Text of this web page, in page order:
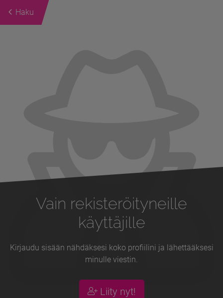
Haku
Vain rekisteröityneille
käyttäjille
Kirjaudu sisään nähdäksesi koko profiilini ja lähettääksesi
minulle viestin.
Liity nyt!